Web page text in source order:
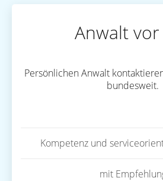
Anwalt
Persönlichen Anwalt
bundesweit.
Kompetenz und
mit